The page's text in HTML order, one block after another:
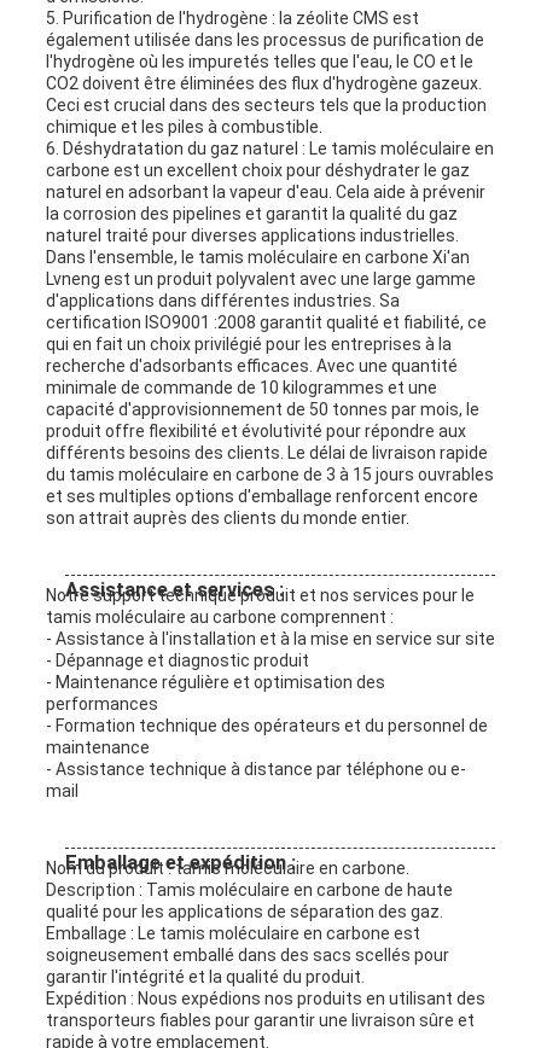
5. Purification de l'hydrogène : la zéolite CMS est
également utilisée dans les processus de purification de
l'hydrogène où les impuretés telles que l'eau, le CO et le
CO2 doivent être éliminées des flux d'hydrogène gazeux.
Ceci est crucial dans des secteurs tels que la production
chimique et les piles à combustible.
6. Déshydratation du gaz naturel : Le tamis moléculaire en
carbone est un excellent choix pour déshydrater le gaz
naturel en adsorbant la vapeur d'eau. Cela aide à prévenir
la corrosion des pipelines et garantit la qualité du gaz
naturel traité pour diverses applications industrielles.
Dans l'ensemble, le tamis moléculaire en carbone Xi'an
Lvneng est un produit polyvalent avec une large gamme
d'applications dans différentes industries. Sa
certification ISO9001 :2008 garantit qualité et fiabilité, ce
qui en fait un choix privilégié pour les entreprises à la
recherche d'adsorbants efficaces. Avec une quantité
minimale de commande de 10 kilogrammes et une
capacité d'approvisionnement de 50 tonnes par mois, le
produit offre flexibilité et évolutivité pour répondre aux
différents besoins des clients. Le délai de livraison rapide
du tamis moléculaire en carbone de 3 à 15 jours ouvrables
et ses multiples options d'emballage renforcent encore
son attrait auprès des clients du monde entier.
Assistance et services :
Notre support technique produit et nos services pour le
tamis moléculaire au carbone comprennent :
- Assistance à l'installation et à la mise en service sur site
- Dépannage et diagnostic produit
- Maintenance régulière et optimisation des
performances
- Formation technique des opérateurs et du personnel de
maintenance
- Assistance technique à distance par téléphone ou e-
mail
Emballage et expédition :
Nom du produit : tamis moléculaire en carbone.
Description : Tamis moléculaire en carbone de haute
qualité pour les applications de séparation des gaz.
Emballage : Le tamis moléculaire en carbone est
soigneusement emballé dans des sacs scellés pour
garantir l'intégrité et la qualité du produit.
Expédition : Nous expédions nos produits en utilisant des
transporteurs fiables pour garantir une livraison sûre et
rapide à votre emplacement.